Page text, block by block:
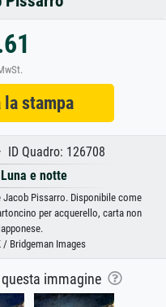
stampa
Quadro: 126708
Luna e notte
Pissarro. Disponibile come
per acquerello, carta non
/ Bridgeman Images
immagine